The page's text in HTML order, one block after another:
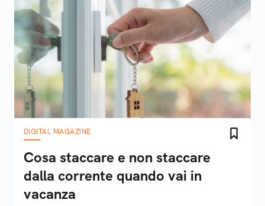
DIGITAL MAGAZINE
Cosa staccare e non staccare
dalla corrente quando vai in
vacanza